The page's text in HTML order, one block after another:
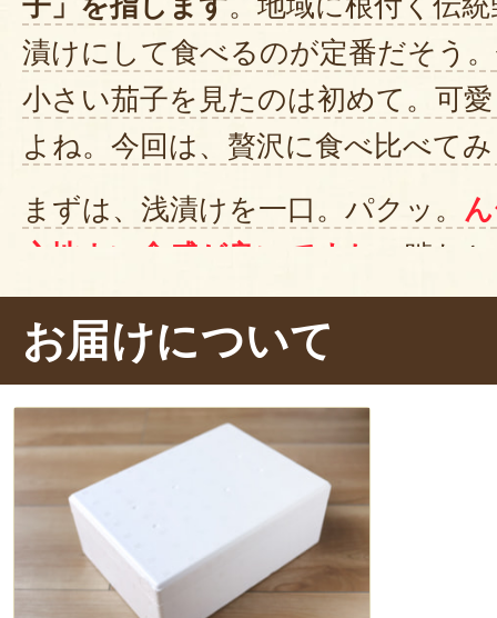
漬けにして食べるのが定番だそう
小さい茄子を見たのは初めて。可
よね。今回は、贅沢に食べ比べて
まずは、浅漬けを一口。パクッ。
心地よい食感が良いですね
。噛む
シーな果肉から、漬け汁と茄子の
と口いっぱいに広がります。
続けて、粕漬けもパクリ。お〜〜
い！1ヶ月漬け込んだとは思えない
い食感です
。酒粕の芳醇な香りと
が欲しくなりますね。どちらも、
ッシュさを感じられる、絶品のお
お届けについて